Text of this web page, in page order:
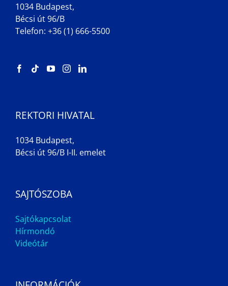
1034 Budapest,
Bécsi út 96/B
Telefon: +36 (1) 666-5500
REKTORI HIVATAL
1034 Budapest,
Bécsi út 96/B I-II. emelet
SAJTÓSZOBA
Sajtókapcsolat
Hírmondó
Videótár